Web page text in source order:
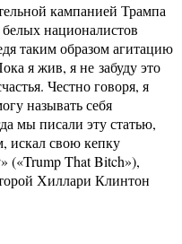
кампанией Трампа
националистов
таким образом агитацию
я жив, я не забуду это
Честно говоря, я
называть себя
мы писали эту статью,
искал свою кепку
(«Trump That Bitch»),
Хиллари Клинтон